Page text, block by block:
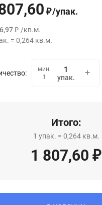
₽/упак.
₽ /кв.м.
=0,264 кв.м.
мин.
1
упак.
Итого:
1 упак. = 0,264 кв.м.
1 807,60 ₽